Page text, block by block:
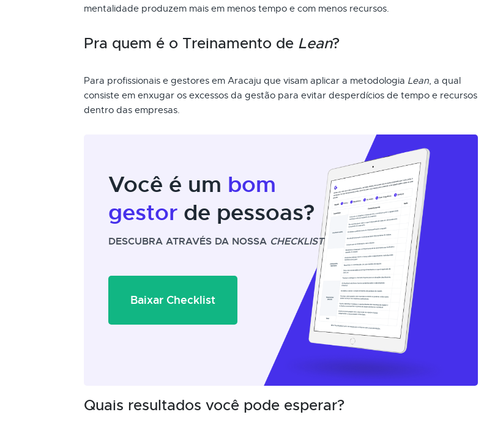
mentalidade produzem mais em menos tempo e com menos recursos.
Pra quem é o Treinamento de Lean?
Para profissionais e gestores em Aracaju que visam aplicar a metodologia Lean, a qual
consiste em enxugar os excessos da gestão para evitar desperdícios de tempo e recursos
dentro das empresas.
Você é um bom
gestor de pessoas?
DESCUBRA ATRAVÉS DA NOSSA CHECKLIST
Baixar Checklist
Quais resultados você pode esperar?